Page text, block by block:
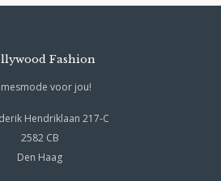
Fashion
voor jou!
Hendriklaan 217-C
2582 CB
Den Haag